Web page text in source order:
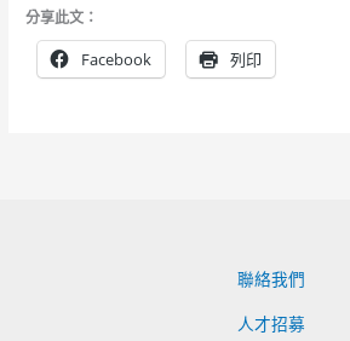
分享此文：
Facebook 列印
聯絡我們
人才招募